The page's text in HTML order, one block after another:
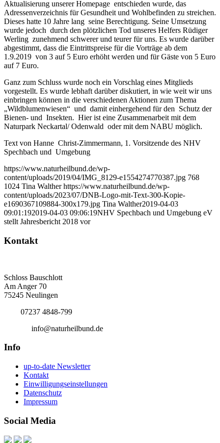
Aktualisierung unserer Homepage entschieden wurde, das
Adressenverzeichnis für Gesundheit und Wohlbefinden zu streichen.
Dieses hatte 10 Jahre lang seine Berechtigung. Seine Umsetzung
wurde jedoch durch den plötzlichen Tod unseres Helfers Rüdiger
Werling zunehmend schwerer und teurer für uns. Es wurde darüber
abgestimmt, dass die Eintrittspreise für die Vorträge ab dem
1.9.2019 von 3 auf 5 Euro erhöht werden und für Gäste von 5 Euro
auf 7 Euro.
Ganz zum Schluss wurde noch ein Vorschlag eines Mitglieds
vorgestellt. Es wurde lebhaft darüber diskutiert, in wie weit wir uns
einbringen können in die verschiedenen Aktionen zum Thema
„Wildblumenwiesen“ und damit einhergehend für den Schutz der
Bienen- und Insekten. Hier ist eine Zusammenarbeit mit dem
Naturpark Neckartal/ Odenwald oder mit dem NABU möglich.
Text von Hanne Christ-Zimmermann, 1. Vorsitzende des NHV
Spechbach und Umgebung
https://www.naturheilbund.de/wp-
content/uploads/2019/04/IMG_8129-e1554274770387.jpg 768
1024 Tina Walther https://www.naturheilbund.de/wp-
content/uploads/2023/07/DNB-Logo-mit-Text-300-Kopie-
e1690367109884-300x179.jpg Tina Walther2019-04-03
09:01:192019-04-03 09:06:19NHV Spechbach und Umgebung eV
stellt Jahresbericht 2018 vor
Kontakt
Schloss Bauschlott
Am Anger 70
75245 Neulingen
07237 4848-799
info@naturheilbund.de
Info
up-to-date Newsletter
Kontakt
Einwilligungseinstellungen
Datenschutz
Impressum
Social Media